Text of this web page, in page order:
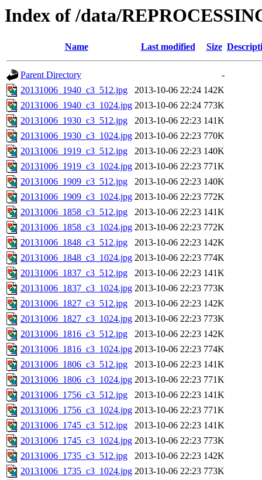
Index of /data/
Name Last modified Size
Parent Directory
-
20131006_1940_c3_512.jpg
2013-10-06 22:24 142K
20131006_1940_c3_1024.jpg 2013-10-06 22:24 773K
20131006_1930_c3_512.jpg
2013-10-06 22:23 141K
20131006_1930_c3_1024.jpg 2013-10-06 22:23 770K
20131006_1919_c3_512.jpg
2013-10-06 22:23 140K
20131006_1919_c3_1024.jpg 2013-10-06 22:23 771K
20131006_1909_c3_512.jpg
2013-10-06 22:23 140K
20131006_1909_c3_1024.jpg 2013-10-06 22:23 772K
20131006_1858_c3_512.jpg
2013-10-06 22:23 141K
20131006_1858_c3_1024.jpg 2013-10-06 22:23 772K
20131006_1848_c3_512.jpg
2013-10-06 22:23 142K
20131006_1848_c3_1024.jpg 2013-10-06 22:23 774K
20131006_1837_c3_512.jpg
2013-10-06 22:23 141K
20131006_1837_c3_1024.jpg 2013-10-06 22:23 773K
20131006_1827_c3_512.jpg
2013-10-06 22:23 142K
20131006_1827_c3_1024.jpg 2013-10-06 22:23 773K
20131006_1816_c3_512.jpg
2013-10-06 22:23 142K
20131006_1816_c3_1024.jpg 2013-10-06 22:23 774K
20131006_1806_c3_512.jpg
2013-10-06 22:23 141K
20131006_1806_c3_1024.jpg 2013-10-06 22:23 771K
20131006_1756_c3_512.jpg
2013-10-06 22:23 141K
20131006_1756_c3_1024.jpg 2013-10-06 22:23 771K
20131006_1745_c3_512.jpg
2013-10-06 22:23 141K
20131006_1745_c3_1024.jpg 2013-10-06 22:23 773K
20131006_1735_c3_512.jpg
2013-10-06 22:23 142K
20131006_1735_c3_1024.jpg 2013-10-06 22:23 773K